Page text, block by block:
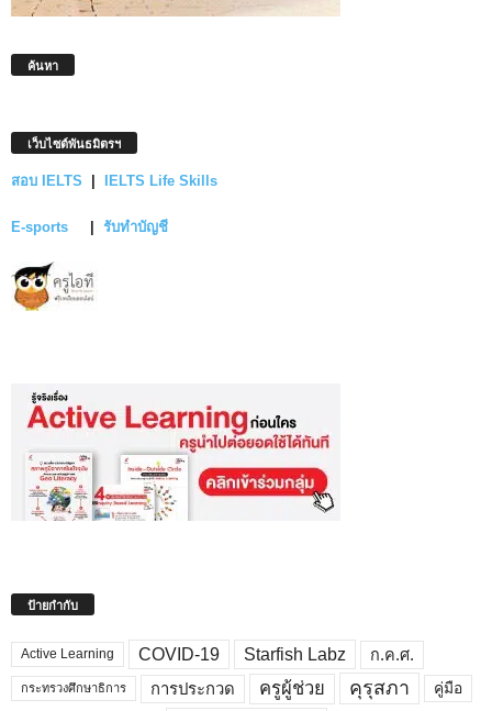
ค้นหา
เว็บไซต์พันธมิตรฯ
สอบ IELTS IELTS Life Skills
E-sports รับทำบัญชี
ป้ายกำกับ
Active Learning COVID-19 Starfish Labz ก.ค.ศ.
กระทรวงศึกษาธิการ การประกวด ครูผู้ช่วย คุรุสภา คู่มือ